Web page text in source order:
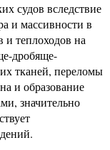
судов вследствие
и массивности в
и теплоходов на
дробяще-
тканей, переломы
и образование
значительно